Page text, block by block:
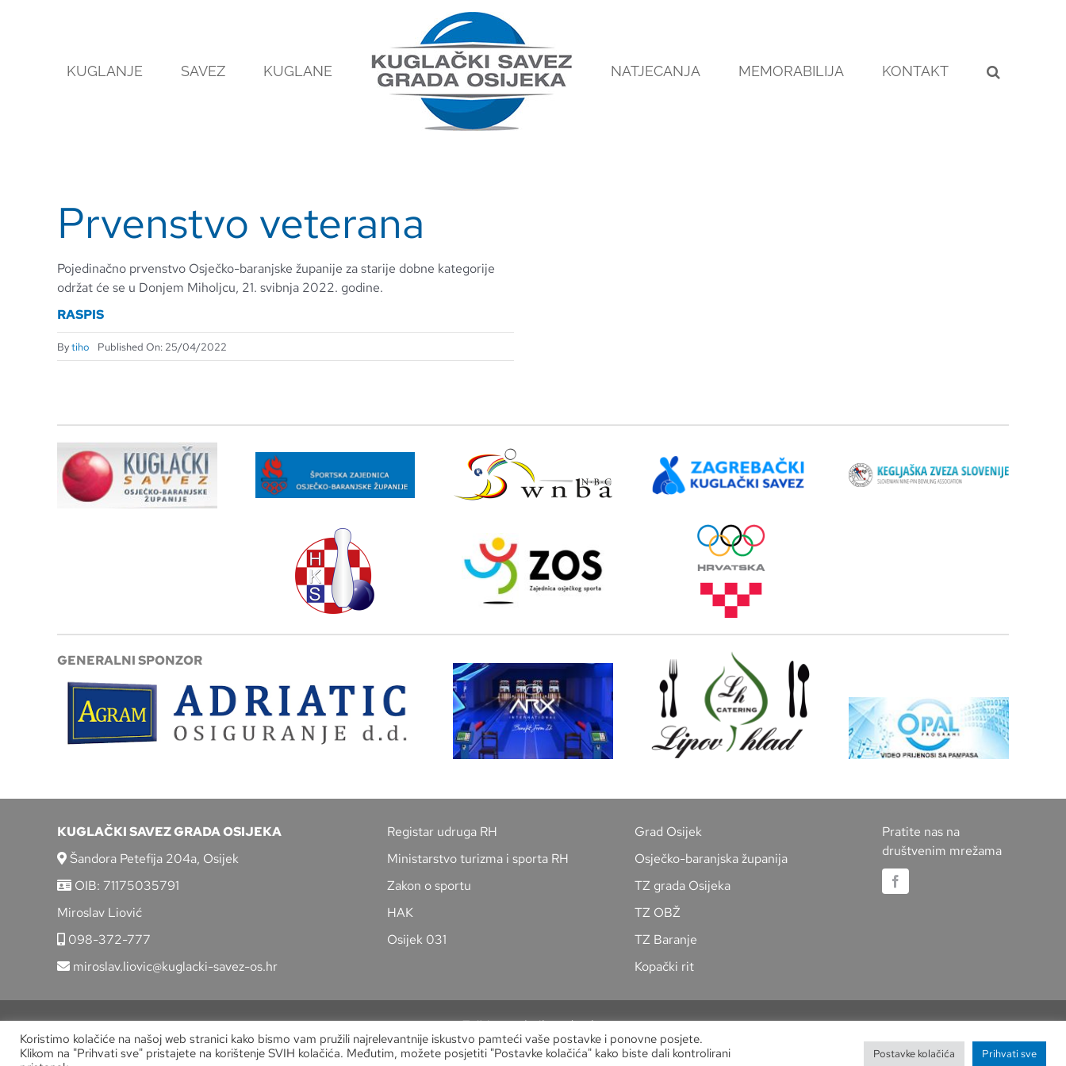
KUGLANJE
SAVEZ KUGLANE NATJECANJA MEMORABILIJA KONTAKT
Prvenstvo veterana
Pojedinačno prvenstvo Osječko-baranjske županije za starije dobne kategorije
održat će se u Donjem Miholjcu, 21. svibnja 2022. godine.
RASPIS
Bytiho Published On: 25/04/2022
GENERALNI SPONZOR
KUGLAČKI SAVEZ GRADA OSIJEKA
Šandora Petefija 204a, Osijek
OIB: 71175035791
Miroslav Liović
098-372-777
miroslav.liovic@kuglacki-savez-os.hr
Registar udruga RH
Ministarstvo turizma i sporta RH
Zakon o sportu
HAK
Osijek 031
Grad Osijek
Osječko-baranjska županija
TZ grada Osijeka
TZ OBŽ
TZ Baranje
Kopački rit
Pratite nas na
društvenim mrežama
Zaštita osobnih podataka
Copyright
Kuglački savez grada Osijeka
Koristimo kolačiće na našoj web stranici kako bismo vam pružili najrelevantnije iskustvo pamteći vaše postavke i ponovne posjete.
Klikom na "Prihvati sve" pristajete na korištenje SVIH kolačića. Međutim, možete posjetiti "Postavke kolačića" kako biste dali kontrolirani
Postavke kolačića Prihvati sve